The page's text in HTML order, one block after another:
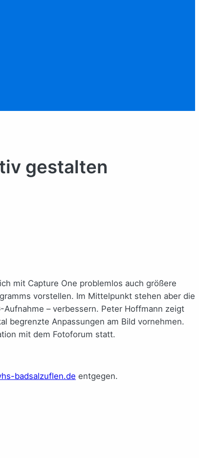
gestalten
mit Capture One problemlos auch größere
vorstellen. Im Mittelpunkt stehen aber die
– verbessern. Peter Hoffmann zeigt
begrenzte Anpassungen am Bild vornehmen.
mit dem Fotoforum statt.
badsalzuflen.de entgegen.